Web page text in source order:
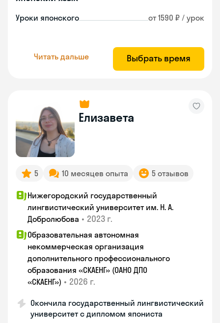
Уроки японского от 1590 ₽ / урок
Читать дальше Выбрать время
Елизавета
5 10 месяцев опыта 5 отзывов
Нижегородский государственный
лингвистический университет им. Н. А.
Добролюбова • 2023 г.
Образовательная автономная
некоммерческая организация
дополнительного профессионального
образования «СКАЕНГ» (ОАНО ДПО
«СКАЕНГ») • 2026 г.
Окончила государственный лингвистический
университет с дипломом япониста